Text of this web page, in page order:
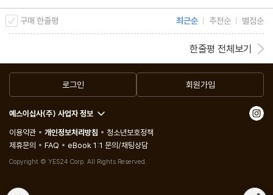
구매 한줄평 최근순 추천순 별점순
한줄평 전체보기
로그인 회원가입
예스이십사(주) 사업자 정보
이용약관
개인정보처리방침
청소년보호정책
제휴문의
FAQ eBook 1:1 문의/채팅상담
Copyright © YES24 Corp. All Rights Reserved.